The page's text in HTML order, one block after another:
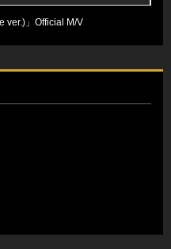
ver.)」Official M/V